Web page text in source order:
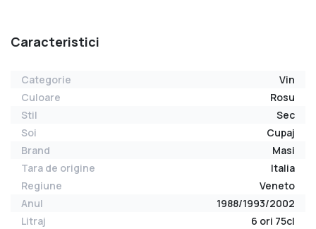
Caracteristici
Categorie
Vin
Culoare
Rosu
Stil
Sec
Soi
Cupaj
Brand
Masi
Tara de origine
Italia
Regiune
Veneto
Anul
1988/1993/2002
Litraj
6 ori 75cl